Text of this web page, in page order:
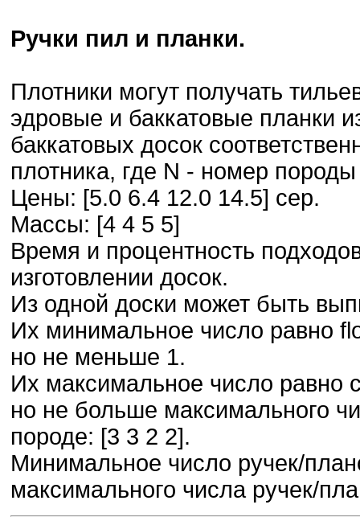
Ручки пил и планки.
Плотники могут получать
эдровые и баккатовые планки
баккатовых досок
плотника, где N - номер
Цены: [5.0 6.4 12.0 14.5] сер.
Массы: [4 4 5 5]
Время и процентность
изготовлении досок.
Из одной доски может быть
Их минимальное число равно
но не меньше 1.
Их максимальное число равно
но не больше максимального
породе: [3 3 2 2].
Минимальное число ручек/
максимального числа ручек/